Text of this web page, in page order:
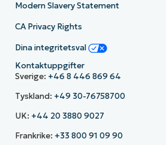
Modern Slavery Statement
CA Privacy Rights
Dina integritetsval
Kontaktuppgifter
Sverige: +46 8 446 869 64
Tyskland: +49 30-76758700
UK: +44 20 3880 9027
Frankrike: +33 800 91 09 90